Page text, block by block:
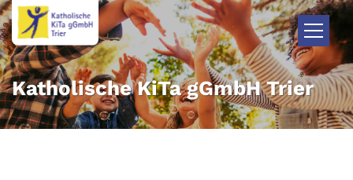
Zum Inhalt springen
Katholische KiTa gGmbH Trier